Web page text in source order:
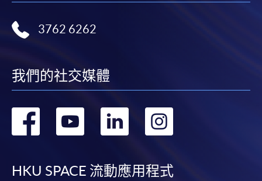
3762 6262
我們的社交媒體
轉
轉
轉
HKU SPACE 流動應用程式